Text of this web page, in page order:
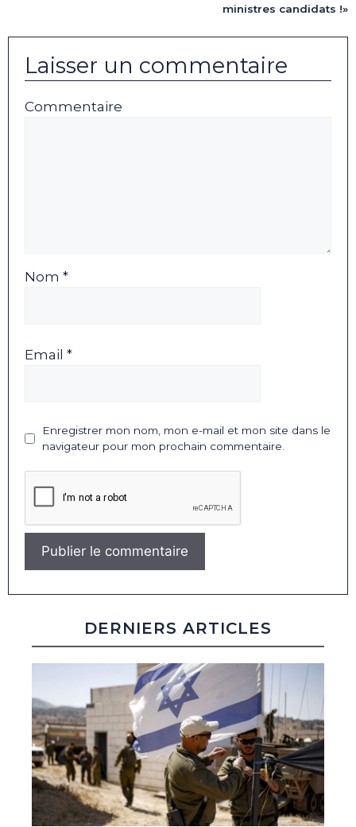
ministres candidats !»
Laisser un commentaire
Commentaire
Nom *
Email *
Enregistrer mon nom, mon e-mail et mon site dans le
navigateur pour mon prochain commentaire.
DERNIERS ARTICLES